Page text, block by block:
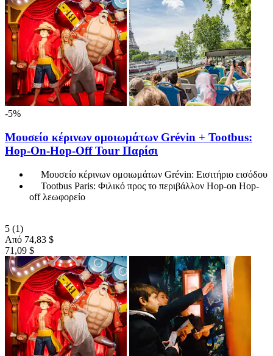
-5%
Μουσείο κέρινων ομοιωμάτων Grévin + Tootbus:
Hop-On-Hop-Off Tour Παρίσι
Μουσείο κέρινων ομοιωμάτων Grévin: Εισιτήριο εισόδου
Tootbus Paris: Φιλικό προς το περιβάλλον Hop-on Hop-
off λεωφορείο
5 (1)
Από 74,83 $
71,09 $